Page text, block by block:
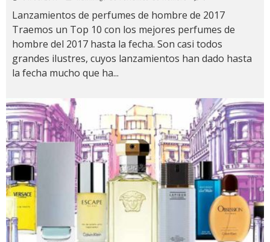
Lanzamientos de perfumes de hombre de 2017
Traemos un Top 10 con los mejores perfumes de
hombre del 2017 hasta la fecha. Son casi todos
grandes ilustres, cuyos lanzamientos han dado hasta
la fecha mucho que ha...